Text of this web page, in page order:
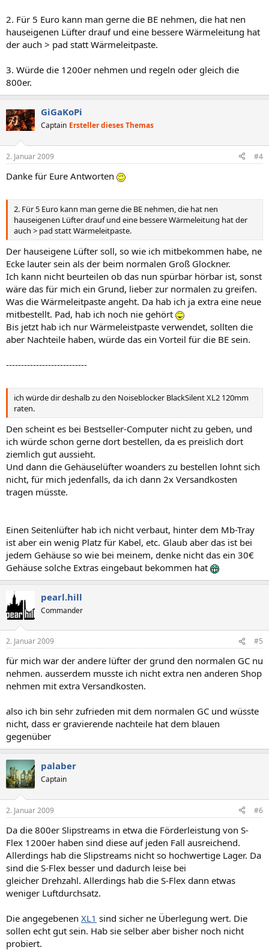
2. Für 5 Euro kann man gerne die BE nehmen, die hat nen
hauseigenen Lüfter drauf und eine bessere Wärmeleitung hat
der auch > pad statt Wärmeleitpaste.
3. Würde die 1200er nehmen und regeln oder gleich die
800er.
GiGaKoPi
Captain Ersteller dieses Themas
2. Januar 2009 #4
Danke für Eure Antworten
2. Für 5 Euro kann man gerne die BE nehmen, die hat nen
hauseigenen Lüfter drauf und eine bessere Wärmeleitung hat der
auch > pad statt Wärmeleitpaste.
Der hauseigene Lüfter soll, so wie ich mitbekommen habe, ne
Ecke lauter sein als der beim normalen Groß Glockner.
Ich kann nicht beurteilen ob das nun spürbar hörbar ist, sonst
wäre das für mich ein Grund, lieber zur normalen zu greifen.
Was die Wärmeleitpaste angeht. Da hab ich ja extra eine neue
mitbestellt. Pad, hab ich noch nie gehört
Bis jetzt hab ich nur Wärmeleistpaste verwendet, sollten die
aber Nachteile haben, würde das ein Vorteil für die BE sein.
---------------------------
ich würde dir deshalb zu den Noiseblocker BlackSilent XL2 120mm
raten.
Den scheint es bei Bestseller-Computer nicht zu geben, und
ich würde schon gerne dort bestellen, da es preislich dort
ziemlich gut aussieht.
Und dann die Gehäuselüfter woanders zu bestellen lohnt sich
nicht, für mich jedenfalls, da ich dann 2x Versandkosten
tragen müsste.
Einen Seitenlüfter hab ich nicht verbaut, hinter dem Mb-Tray
ist aber ein wenig Platz für Kabel, etc. Glaub aber das ist bei
jedem Gehäuse so wie bei meinem, denke nicht das ein 30€
Gehäuse solche Extras eingebaut bekommen hat
pearl.hill
Commander
2. Januar 2009 #5
für mich war der andere lüfter der grund den normalen GC nu
nehmen. ausserdem musste ich nicht extra nen anderen Shop
nehmen mit extra Versandkosten.
also ich bin sehr zufrieden mit dem normalen GC und wüsste
nicht, dass er gravierende nachteile hat dem blauen
gegenüber
palaber
Captain
2. Januar 2009 #6
Da die 800er Slipstreams in etwa die Förderleistung von S-
Flex 1200er haben sind diese auf jeden Fall ausreichend.
Allerdings hab die Slipstreams nicht so hochwertige Lager. Da
sind die S-Flex besser und dadurch leise bei
gleicher Drehzahl. Allerdings hab die S-Flex dann etwas
weniger Luftdurchsatz.
Die angegebenen XL1 sind sicher ne Überlegung wert. Die
sollen echt gut sein. Hab sie selber aber bisher noch nicht
probiert.